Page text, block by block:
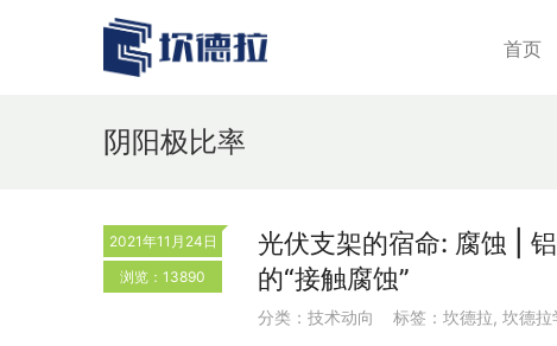
首页
阴阳极比率
2021年11月24日
浏览：13890
光伏支架的宿命: 腐蚀 |
的“接触腐蚀”
分类： 技术动向 标签： 坎德拉, 坎德拉